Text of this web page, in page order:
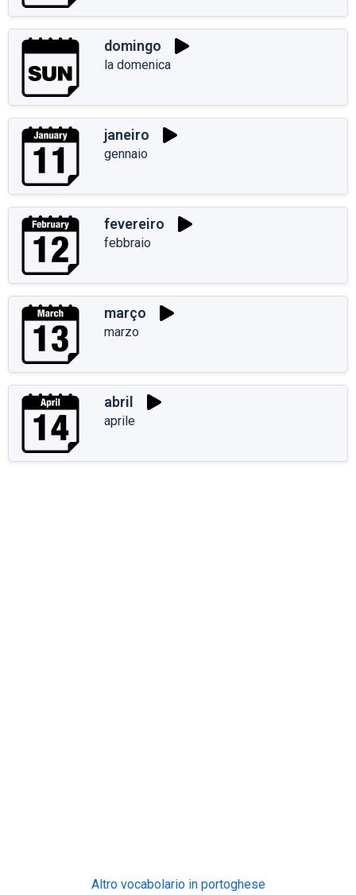
domingo
la domenica
janeiro
gennaio
fevereiro
febbraio
março
marzo
abril
aprile
Altro vocabolario in portoghese